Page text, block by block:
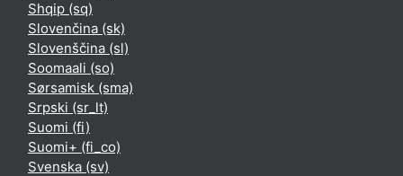
Shqip ‎(sq)‎
Slovenčina ‎(sk)‎
Slovenščina ‎(sl)‎
Soomaali ‎(so)‎
Sørsamisk ‎(sma)‎
Srpski ‎(sr_lt)‎
Suomi ‎(fi)‎
Suomi+ ‎(fi_co)‎
Svenska ‎(sv)‎